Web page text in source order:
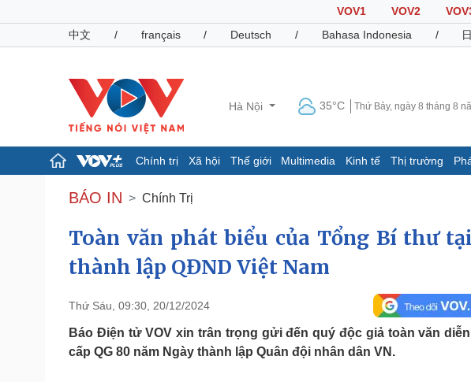
VOV1 VOV2
中文
/ français / Deutsch / Bahasa Indonesia /
Hà Nội 35°C Thứ Bảy, ngày 8 tháng 8
Chính trị Xã hội Thế giới Multimedia Kinh tế Thị trường
Chính trị
Tổ chức nhân sự
Quốc hội
Nhận diện sự thật
Dự báo thời tiết
Giáo dục
Dấu ấn VOV
Việc làm
Cuộc sống đó đây
Hồ sơ
Pháp luật
Vụ án
Tin nóng
Quân sự - Quốc phòng
Vũ khí
Việt Nam
Thể thao
Bóng đá
BÁO IN Chính Trị
Toàn văn phát biểu của Tổng Bí thư
thành lập QĐND Việt Nam
Thứ Sáu, 09:30, 20/12/2024
Báo Điện tử VOV xin trân trọng gửi đến quý độc giả toàn văn
cấp QG 80 năm Ngày thành lập Quân đội nhân dân VN.